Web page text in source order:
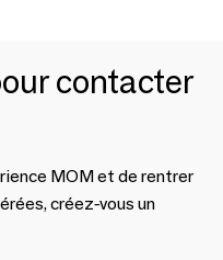
contacter
MOM et de rentrer
créez-vous un